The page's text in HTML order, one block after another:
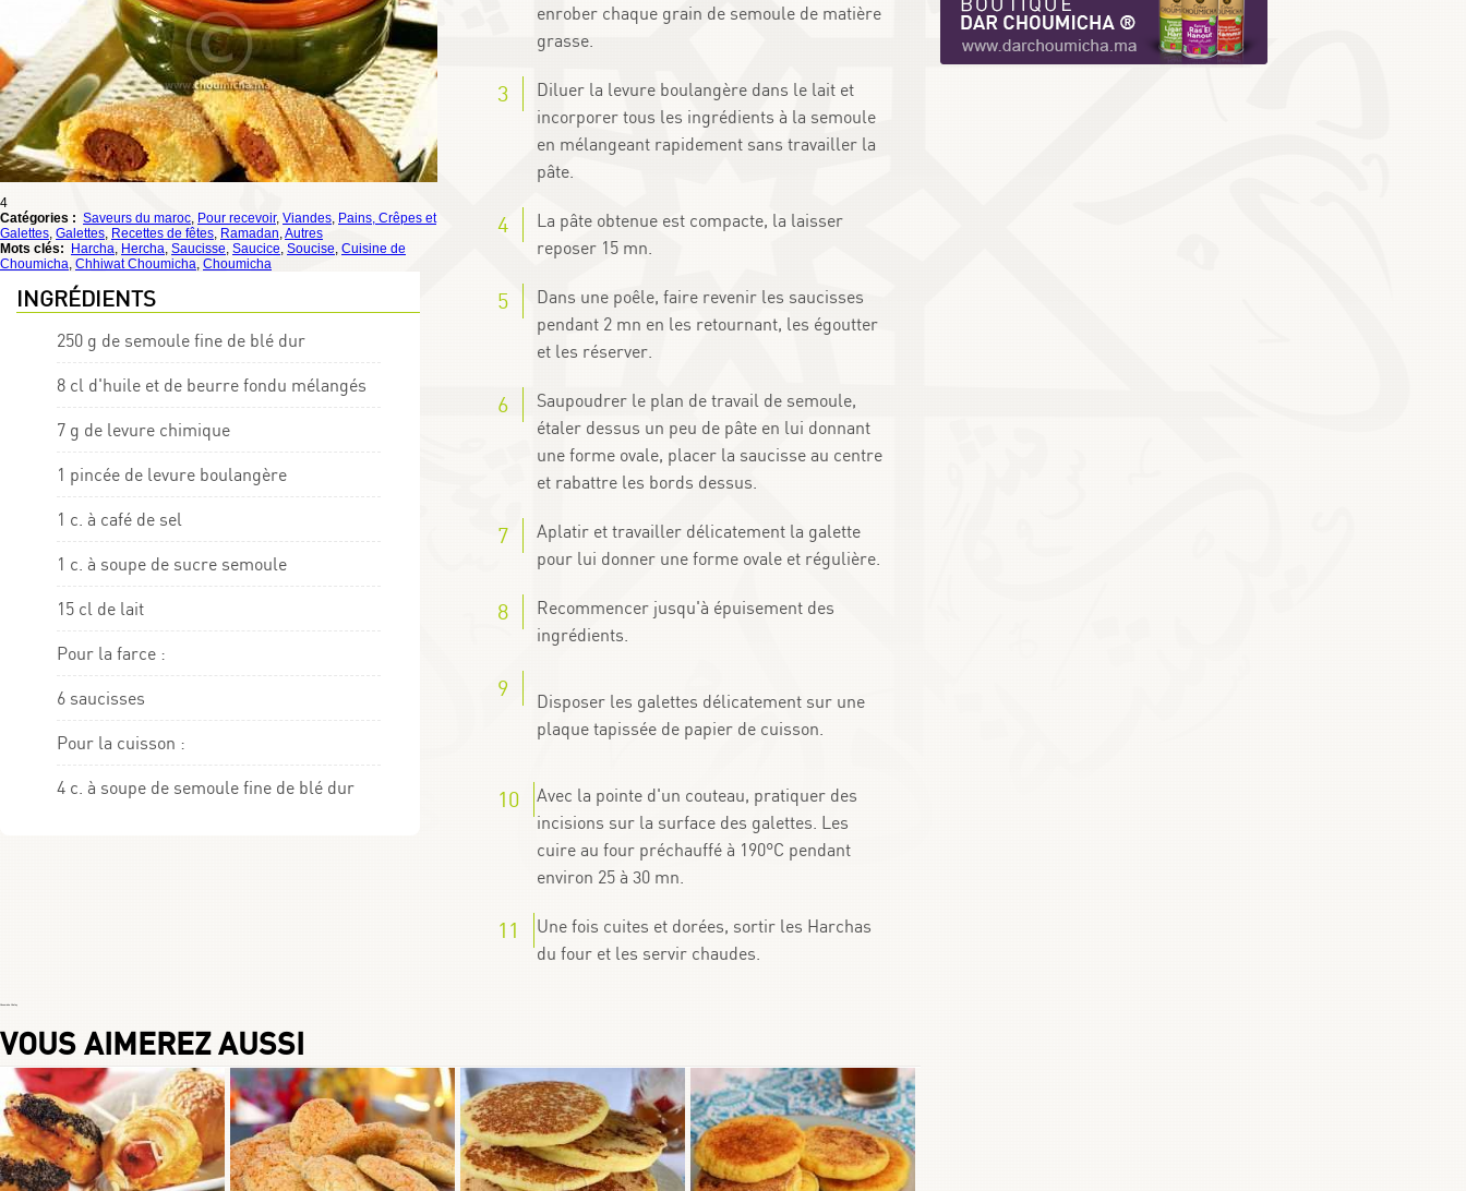
4
Catégories : Saveurs du maroc, Pour recevoir, Viandes, Pains, Crêpes et
Galettes, Galettes, Recettes de fêtes, Ramadan,Autres
Mots clés:
Harcha, Hercha, Saucisse, Saucice, Soucise, Cuisine de
Choumicha, Chhiwat Choumicha, Choumicha
INGRÉDIENTS
250 g de semoule fine de blé dur
8 cl d'huile et de beurre fondu mélangés
7 g de levure chimique
1 pincée de levure boulangère
1 c. à café de sel
1 c. à soupe de sucre semoule
15 cl de lait
Pour la farce :
6 saucisses
Pour la cuisson :
4 c. à soupe de semoule fine de blé dur
enrober chaque grain de semoule de matière
grasse.
Diluer la levure boulangère dans le lait et
incorporer tous les ingrédients à la semoule
en mélangeant rapidement sans travailler la
pâte.
La pâte obtenue est compacte, la laisser
reposer 15 mn.
Dans une poêle, faire revenir les saucisses
pendant 2 mn en les retournant, les égoutter
et les réserver.
Saupoudrer le plan de travail de semoule,
étaler dessus un peu de pâte en lui donnant
une forme ovale, placer la saucisse au centre
et rabattre les bords dessus.
Aplatir et travailler délicatement la galette
pour lui donner une forme ovale et régulière.
Recommencer jusqu'à épuisement des
ingrédients.
Disposer les galettes délicatement sur une
plaque tapissée de papier de cuisson.
Avec la pointe d'un couteau, pratiquer des
incisions sur la surface des galettes. Les
cuire au four préchauffé à 190°C pendant
environ 25 à 30 mn.
Une fois cuites et dorées, sortir les Harchas
du four et les servir chaudes.
VOUS AIMEREZ AUSSI